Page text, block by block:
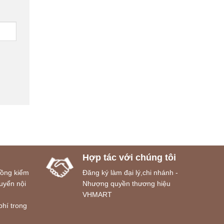
kiểm
nội
trong
Hợp tác với chúng tôi
Đăng ký làm đại lý,chi nhánh -
Nhượng quyền thương hiệu
VHMART